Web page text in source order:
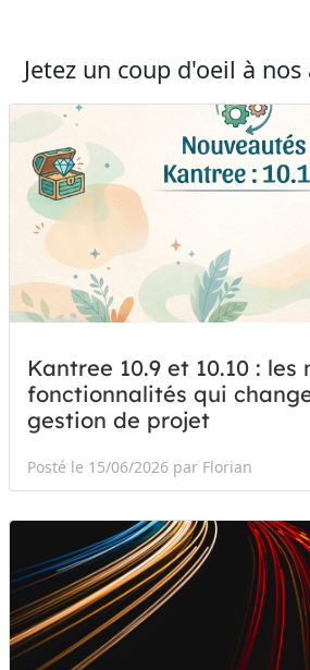
Jetez un coup d'oeil à
Kantree 10.9 et 10.10 : les
fonctionnalités qui
gestion de projet
Posté le 15/06/2026 par Florian